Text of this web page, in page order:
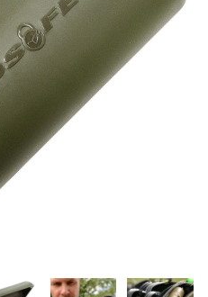
Material Montajes